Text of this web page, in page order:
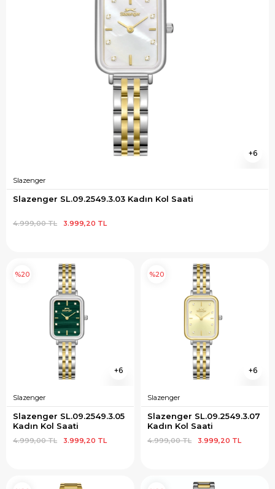
6
Slazenger
Slazenger SL.09.2549.3.03 Kadın Kol Saati
3.999,20 TL
4.999,00 TL
6
Slazenger
Slazenger SL.09.2549.3.05
Kadın Kol Saati
3.999,20 TL
4.999,00 TL
%20
6
Slazenger
Slazenger SL.09.2549.3.07
Kadın Kol Saati
3.999,20 TL
4.999,00 TL
%20